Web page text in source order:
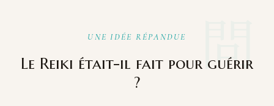
問
UNE IDÉE RÉPANDUE
Le Reiki était-il fait pour guérir
?